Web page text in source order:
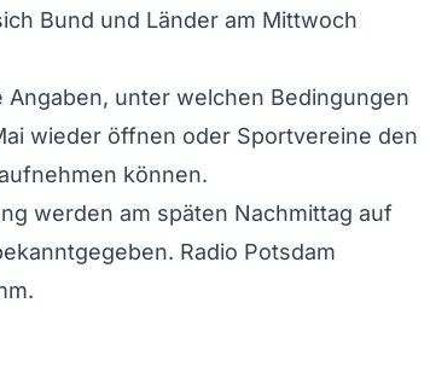
Bund und Länder am Mittwoch
unter welchen Bedingungen
wieder öffnen oder Sportvereine den
können.
werden am späten Nachmittag auf
Radio Potsdam